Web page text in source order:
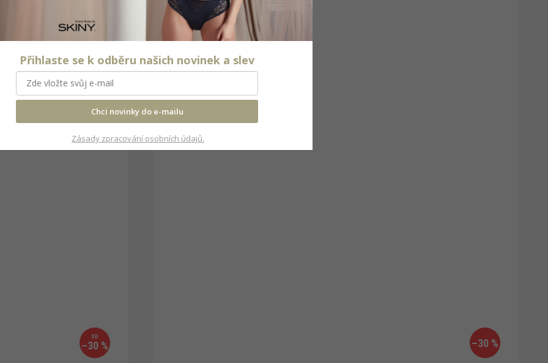
OD
–30 % –30 %
Přihlaste se k odběru našich novinek a slev
Chci novinky do e-mailu
Zásady zpracování osobních údajů.